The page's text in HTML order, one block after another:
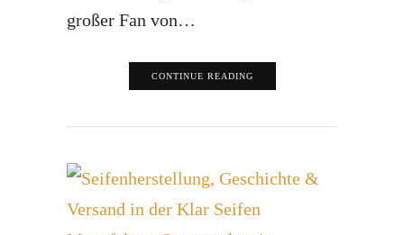
großer Fan von…
CONTINUE READING